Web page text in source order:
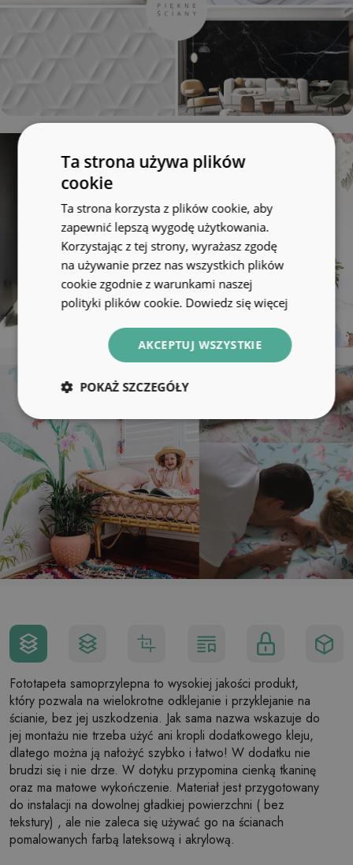
Fototapeta samoprzylepna to wysokiej jakości produkt,
który pozwala na wielokrotne odklejanie i przyklejanie na
ścianie, bez jej uszkodzenia. Jak sama nazwa wskazuje do
jej montażu nie trzeba użyć ani kropli dodatkowego kleju,
dlatego można ją nałożyć szybko i łatwo! W dodatku nie
brudzi się i nie drze. W dotyku przypomina cienką tkaninę
oraz ma matowe wykończenie. Materiał jest przygotowany
do instalacji na dowolnej gładkiej powierzchni ( bez
tekstury) , ale nie zaleca się używać go na ścianach
pomalowanych farbą lateksową i akrylową.
Ta strona używa plików
cookie
Ta strona korzysta z plików cookie, aby
zapewnić lepszą wygodę użytkowania.
Korzystając z tej strony, wyrażasz zgodę
na używanie przez nas wszystkich plików
cookie zgodnie z warunkami naszej
polityki plików cookie. Dowiedz się więcej
AKCEPTUJ WSZYSTKIE
POKAŻ SZCZEGÓŁY